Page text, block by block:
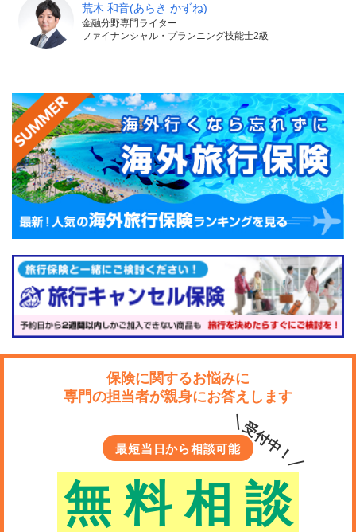
荒木 和音(あらき かずね)
金融分野専門ライター
ファイナンシャル・プランニング技能士2級
保険に関するお悩みに
専門の担当者が親身にお答えします
最短当日から相談可能
無 料 相 談
＼受付中！／